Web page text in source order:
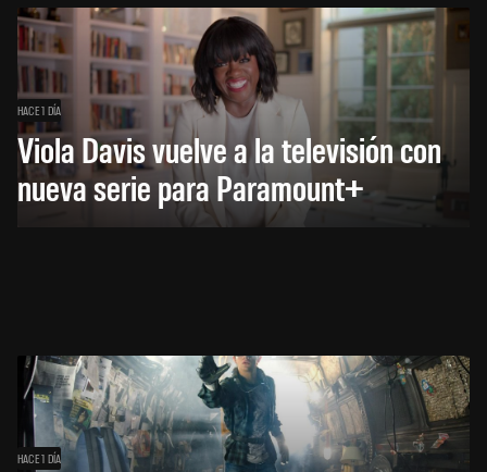
HACE 1 DÍA
Viola Davis vuelve a la televisión con
nueva serie para Paramount+
HACE 1 DÍA